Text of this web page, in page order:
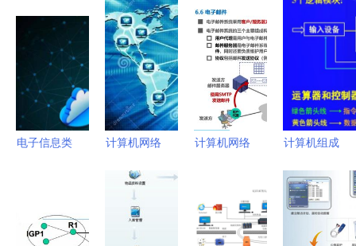
电子信息类
聚焦计算机
网络信息管
计算机网络
性溯源 从
信息管理与
服务的视角
计算机网络
Day6 计算
机网络信息
计算机组成
机网络概述
信息管理与
服务的基石